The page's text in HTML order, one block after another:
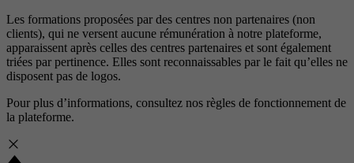
Les formations proposées par des centres non partenaires (non
clients), qui ne versent aucune rémunération à notre plateforme,
apparaissent après celles des centres partenaires et sont également
triées par pertinence. Elles sont reconnaissables par le fait qu’elles ne
disposent pas de logos.
Pour plus d’informations, consultez nos règles de fonctionnement de
la plateforme.